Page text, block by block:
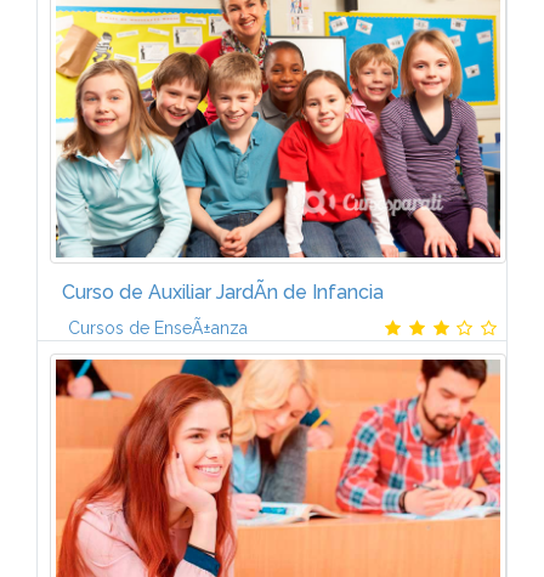
Curso de Auxiliar JardÃ­n de Infancia
Cursos de EnseÃ±anza
Ãrea de PsicologÃ­a InfantilUnidad DidÃ¡ctica 1.
Conceptos bÃ¡sicos sobre psicologÃ­a. La herencia y
el medio ambiente. La fase prenatal y el
nacimiento.Unidad DidÃ¡ctica 2. El...